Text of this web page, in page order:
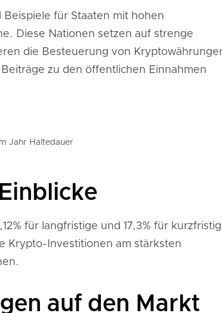
für Staaten mit hohen
Diese Nationen setzen auf strenge
die Besteuerung von
zu den öffentlichen Einnahmen
Jahr Haltedauer
für langfristige und 17,3% für
Krypto-Investitionen am stärksten
auf den Markt